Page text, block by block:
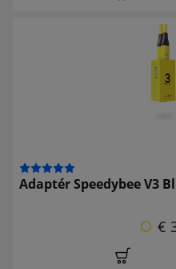
Adaptér Speedybee V3
€